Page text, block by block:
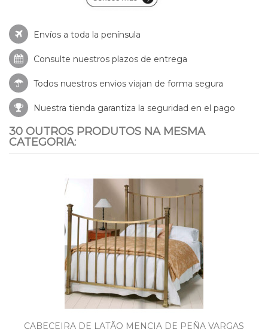
Envíos a toda la península
Consulte nuestros plazos de entrega
Todos nuestros envios viajan de forma segura
Nuestra tienda garantiza la seguridad en el pago
30 OUTROS PRODUTOS NA MESMA
CATEGORIA:
CABECEIRA DE LATÃO MENCIA DE PEÑA VARGAS